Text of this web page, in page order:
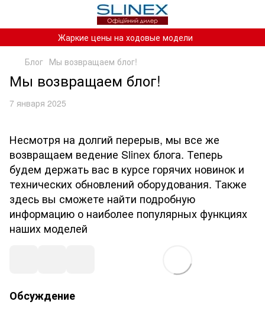
Жаркие цены на ходовые модели
Блог Мы возвращаем блог!
Мы возвращаем блог!
7 января 2025
Несмотря на долгий перерыв, мы все же
возвращаем ведение Slinex блога. Теперь
будем держать вас в курсе горячих новинок и
технических обновлений оборудования. Также
здесь вы сможете найти подробную
информацию о наиболее популярных функциях
наших моделей
Обсуждение